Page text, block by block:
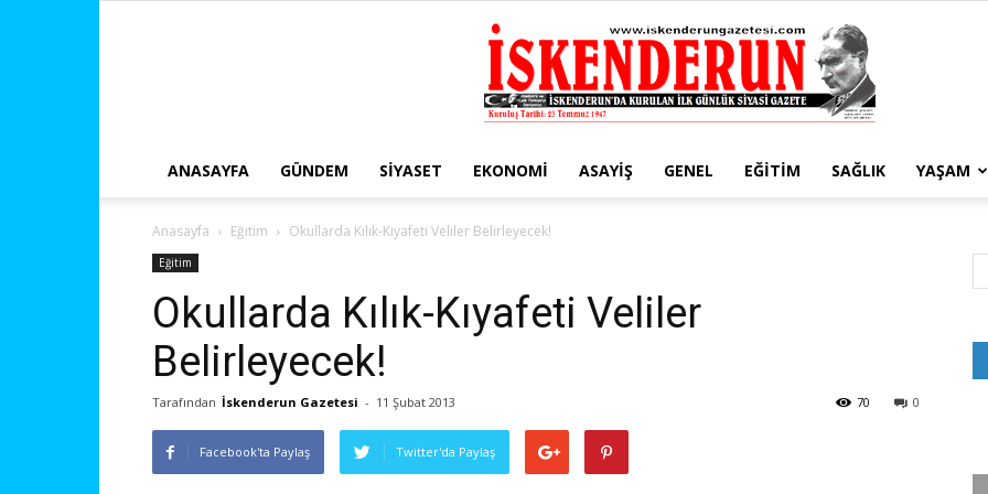
ANASAYFA GÜNDEM SIYASET EKONOMI ASAYIŞ GENEL EĞITIM SAĞLIK YAŞAM
Anasayfa Eğitim Okullarda Kılık-Kıyafeti Veliler Belirleyecek!
Eğitim
Okullarda Kılık-Kıyafeti Veliler
Belirleyecek!
Tarafından İskenderun Gazetesi - 11 Şubat 2013 0
70
Facebook'ta Paylaş Twitter'da Paylaş